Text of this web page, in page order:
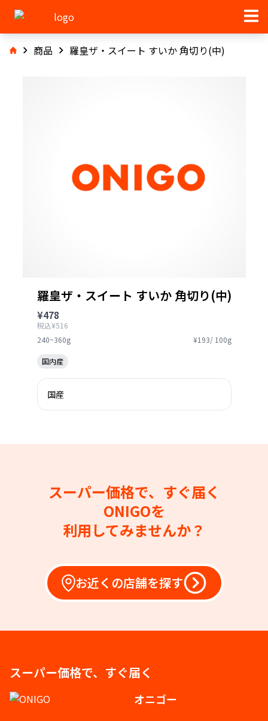
商品 羅皇ザ・スイート すいか 角切り(中)
羅皇ザ・スイート すいか 角切り(中)
¥478
税込¥516
240~360g
¥193/ 100g
国内産
国産
スーパー価格で、すぐ届く
ONIGOを
利用してみませんか？
お近くの店舗を探す
スーパー価格で、すぐ届く
オニゴー